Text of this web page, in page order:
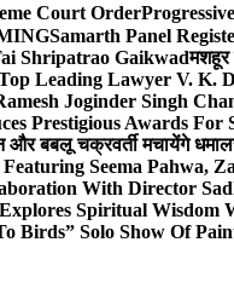
Court Order
Samarth Panel
Shripatrao Gaikwadमशहूर
Leading Lawyer V. K.
Joginder Singh
Prestigious Awards
और बबलू चक्रवर्ती मचायेंगे धमाल
Seema Pahwa,
With Director
Spiritual Wisdom
Birds” Solo Show Of